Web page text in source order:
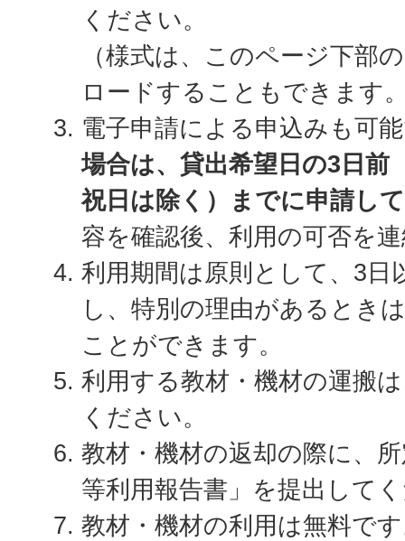
ください。
（様式は、このページ下部
ロードすることもできます
電子申請による申込みも可
場合は、貸出希望日の3日前
祝日は除く）までに申請し
容を確認後、利用の可否を
利用期間は原則として、3日
し、特別の理由があるとき
ことができます。
利用する教材・機材の運搬
ください。
教材・機材の返却の際に、
等利用報告書」を提出して
教材・機材の利用は無料で